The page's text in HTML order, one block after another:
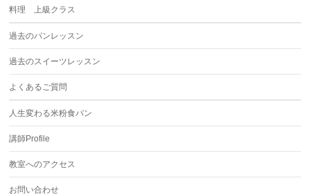
料理 上級クラス
過去のパンレッスン
過去のスイーツレッスン
よくあるご質問
人生変わる米粉食パン
講師Profile
教室へのアクセス
お問い合わせ